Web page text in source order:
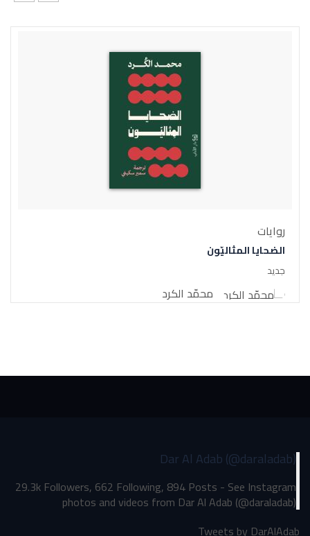
روايات
الضحايا المثاليّون
جديد
محمّد الكرد
Dar Al Adab (@daraladab)
29.3k Followers, 662 Following, 894 Posts - See Instagram
photos and videos from Dar Al Adab (@daraladab)
Tweets by DarAlAdab